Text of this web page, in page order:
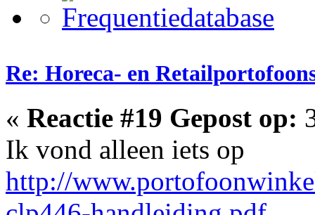
Re: Horeca- en
« Reactie #19 Gepost op:
Ik vond alleen iets op
http://